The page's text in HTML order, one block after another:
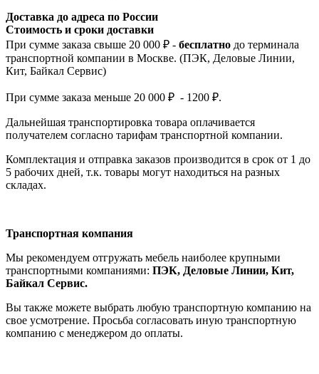
Доставка до адреса по России
Стоимость и сроки доставки
При сумме заказа свыше 20 000 ₽ - бесплатно до терминала
транспортной компании в Москве. (ПЭК, Деловые Линии,
Кит, Байкал Сервис)
При сумме заказа меньше 20 000 ₽ - 1200 ₽.
Дальнейшая транспортировка товара оплачивается
получателем согласно тарифам транспортной компании.
Комплектация и отправка заказов производится в срок от 1 до
5 рабочих дней, т.к. товары могут находиться на разных
складах.
Транспортная компания
Мы рекомендуем отгружать мебель наиболее крупными
транспортными компаниями: ПЭК, Деловые Линии, Кит,
Байкал Сервис.
Вы также можете выбрать любую транспортную компанию на
свое усмотрение. Просьба согласовать иную транспортную
компанию с менеджером до оплаты.